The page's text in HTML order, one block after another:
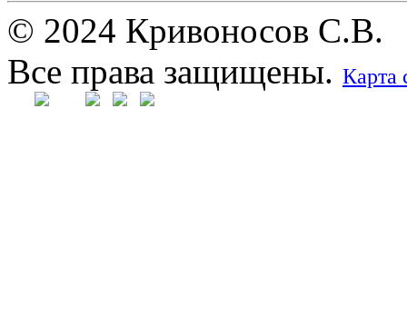
© 2024 Кривоносов С.В.
Все права защищены. Карта